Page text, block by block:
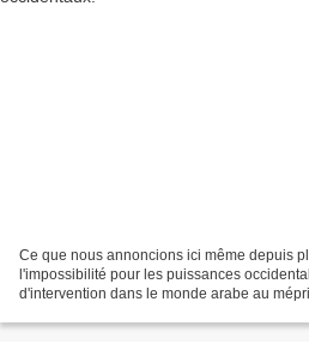
Ce que nous annoncions ici même depuis
l'impossibilité pour les puissances
d'intervention dans le monde arabe au